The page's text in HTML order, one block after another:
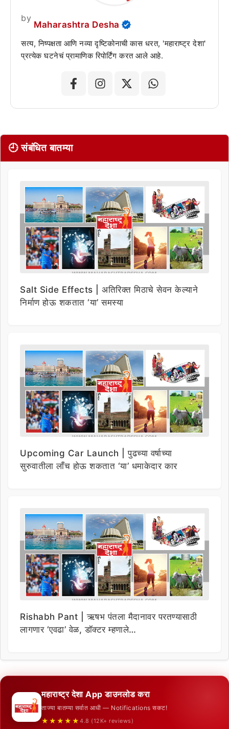
by
Maharashtra Desha
सत्य, निष्पक्षता आणि नव्या दृष्टिकोनाची कास धरत, 'महाराष्ट्र देशा'
प्रत्येक घटनेचं प्रामाणिक रिपोर्टिंग करत आले आहे.
🕘 संबंधित बातम्या
Salt Side Effects | अतिरिक्त मिठाचे सेवन केल्याने
निर्माण होऊ शकतात ‘या’ समस्या
Upcoming Car Launch | पुढच्या वर्षाच्या
सुरुवातीला लाँच होऊ शकतात ‘या’ धमाकेदार कार
Rishabh Pant | ऋषभ पंतला मैदानावर परतण्यासाठी
लागणार ‘एवढा’ वेळ, डॉक्टर म्हणाले…
महाराष्ट्र देशा App डाउनलोड करा
ताज्या बातम्या सर्वात आधी — Notifications सकट!
★★★★★ 4.8 (12K+ reviews)